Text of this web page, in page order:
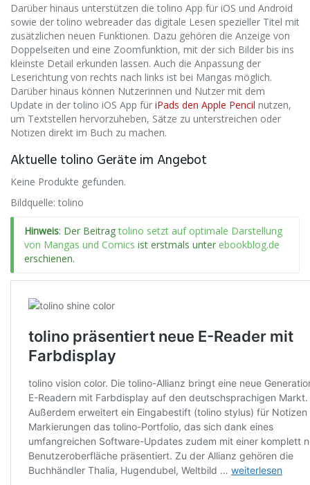
Darüber hinaus unterstützen die tolino App für iOS und Android
sowie der tolino webreader das digitale Lesen spezieller Titel mit
zusätzlichen neuen Funktionen. Dazu gehören die Anzeige von
Doppelseiten und eine Zoomfunktion, mit der sich Bilder bis ins
kleinste Detail erkunden lassen. Auch die Anpassung der
Leserichtung von rechts nach links ist bei Mangas möglich.
Darüber hinaus können Nutzerinnen und Nutzer mit dem
Update in der tolino iOS App für iPads den Apple Pencil nutzen,
um Textstellen hervorzuheben, Sätze zu unterstreichen oder
Notizen direkt im Buch zu machen.
Aktuelle tolino Geräte im Angebot
Keine Produkte gefunden.
Bildquelle: tolino
Hinweis: Der Beitragtolino setzt auf optimale Darstellung
von Mangas und Comics ist erstmals unter ebookblog.de
erschienen.